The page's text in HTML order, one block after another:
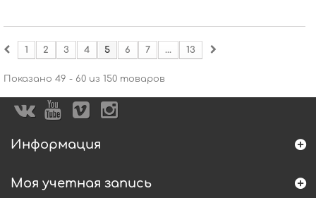
1 2 3 4 5 6 7 ... 13
Показано 49 - 60 из 150 товаров
Информация
Моя учетная запись